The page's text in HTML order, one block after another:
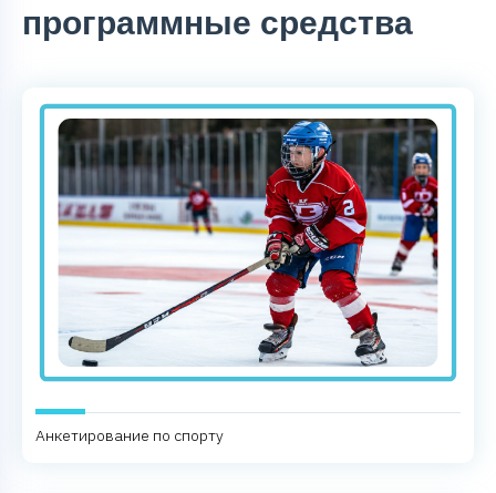
программные средства
Анкетирование по спорту